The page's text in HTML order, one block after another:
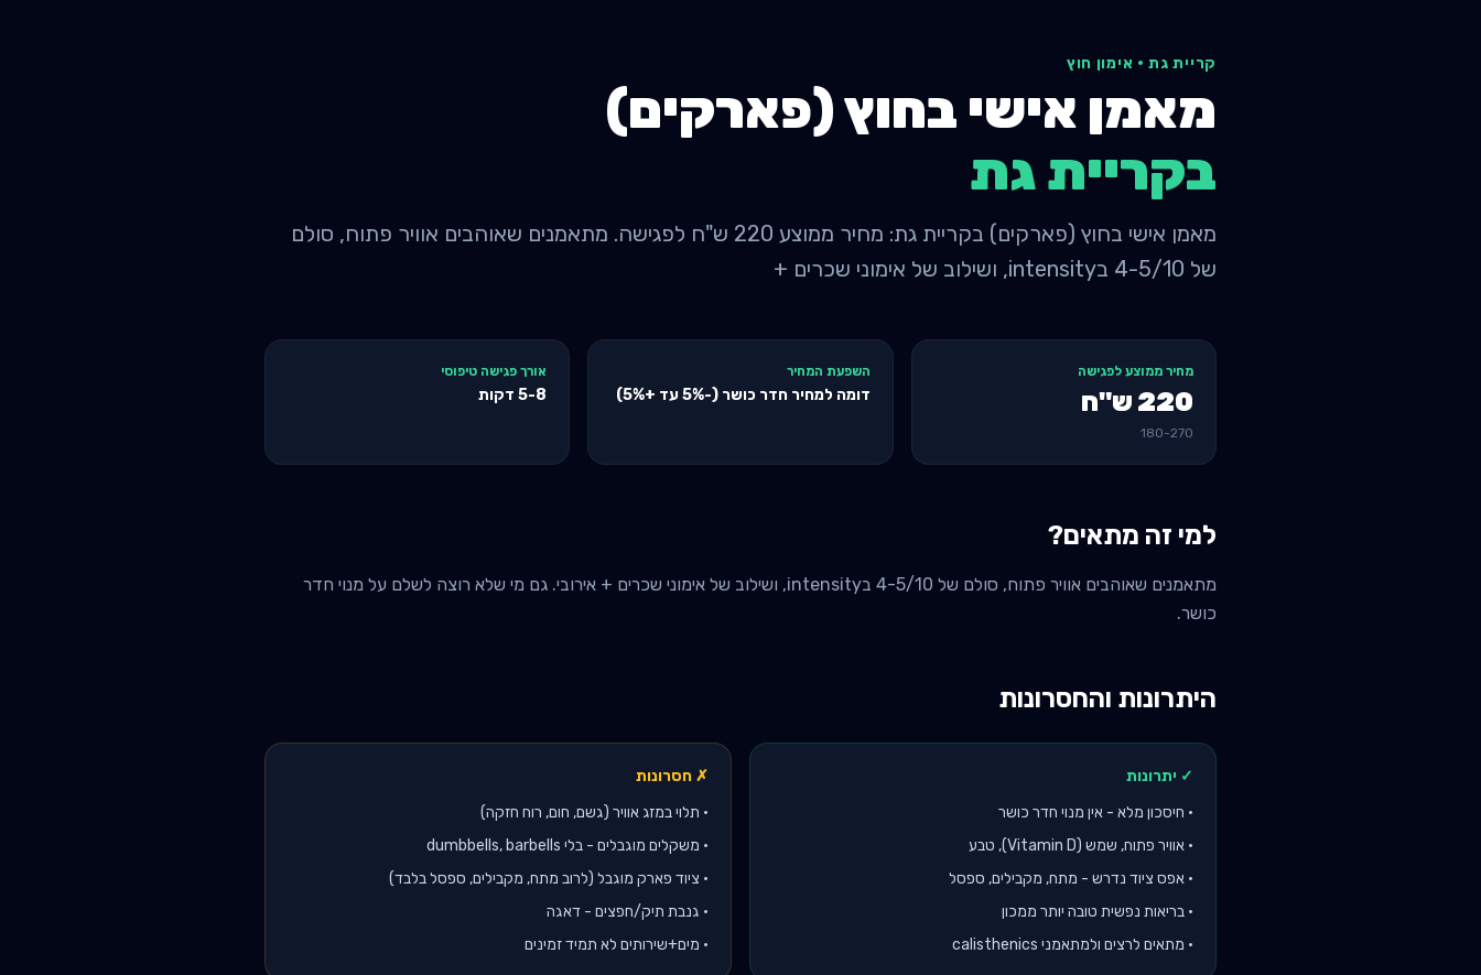
קריית גת· אימון חוץ
מאמן אישי בחוץ (פארקים)
בקריית גת
מאמן אישי בחוץ (פארקים) בקריית גת: מחיר ממוצע 220 ש"ח לפגישה. מתאמנים שאוהבים אוויר פתוח, סולם
של 4-5/10 בintensity, ושילוב של אימוני שכרים +
מחיר ממוצע לפגישה
220 ש"ח
180-270
השפעת המחיר
דומה למחיר חדר כושר (-5% עד +5%)
אורך פגישה טיפוסי
5-8דקות
למי זה מתאים?
מתאמנים שאוהבים אוויר פתוח, סולם של 4-5/10 בintensity, ושילוב של אימוני שכרים + אירובי. גם מי שלא רוצה לשלם על מנוי חדר
כושר.
היתרונות והחסרונות
✓ יתרונות
• חיסכון מלא - אין מנוי חדר כושר
• אוויר פתוח, שמש (Vitamin D), טבע
• אפס ציוד נדרש - מתח, מקבילים, ספסל
• בריאות נפשית טובה יותר ממכון
• מתאים לרצים ולמתאמני calisthenics
✗ חסרונות
• תלוי במזג אוויר (גשם, חום, רוח חזקה)
• משקלים מוגבלים - בלי dumbbells, barbells
• ציוד פארק מוגבל (לרוב מתח, מקבילים, ספסל בלבד)
• גנבת תיק/חפצים - דאגה
• מים+שירותים לא תמיד זמינים